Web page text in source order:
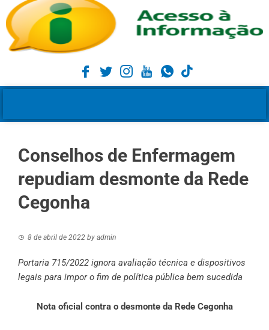
Conselhos de Enfermagem
repudiam desmonte da Rede
Cegonha
8 de abril de 2022 by admin
Portaria 715/2022 ignora avaliação técnica e dispositivos
legais para impor o fim de política pública bem sucedida
Nota oficial contra o desmonte da Rede Cegonha